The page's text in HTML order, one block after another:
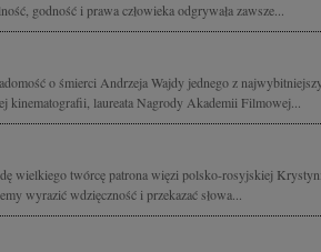
godność i prawa człowieka odgrywała zawsze...
o śmierci Andrzeja Wajdy jednego z
kinematografii, laureata Nagrody Akademii Filmowej...
wielkiego twórcę patrona więzi polsko-rosyjskiej
wyrazić wdzięczność i przekazać słowa...